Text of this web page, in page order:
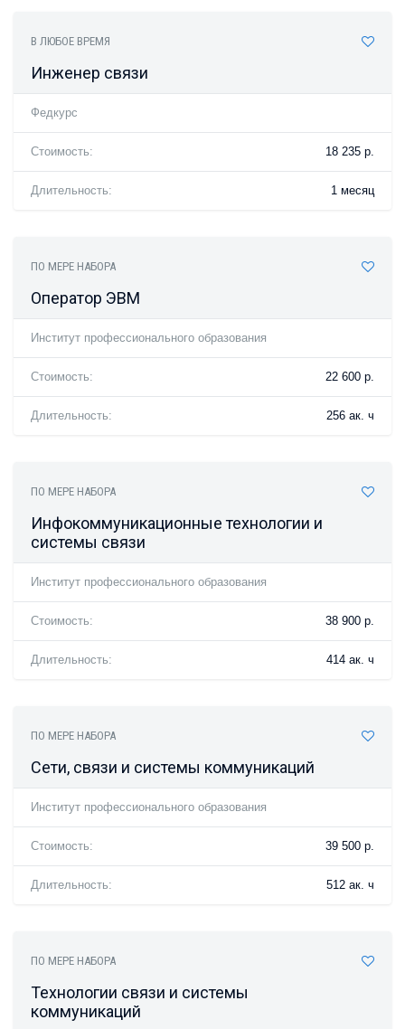
В ЛЮБОЕ ВРЕМЯ
Инженер связи
Федкурс
Стоимость: 18 235 р.
Длительность: 1 месяц
ПО МЕРЕ НАБОРА
Оператор ЭВМ
Институт профессионального образования
Стоимость: 22 600 р.
Длительность: 256 ак. ч
ПО МЕРЕ НАБОРА
Инфокоммуникационные технологии и
системы связи
Институт профессионального образования
Стоимость: 38 900 р.
Длительность: 414 ак. ч
ПО МЕРЕ НАБОРА
Сети, связи и системы коммуникаций
Институт профессионального образования
Стоимость: 39 500 р.
Длительность: 512 ак. ч
ПО МЕРЕ НАБОРА
Технологии связи и системы
коммуникаций